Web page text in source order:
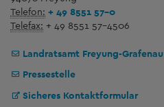
Telefon: + 49 8551 57-0
Telefax: + 49 8551 57-4506
Landratsamt Freyung-Grafenau
Pressestelle
Sicheres Kontaktformular